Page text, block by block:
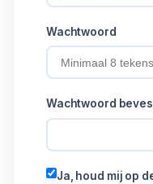
Wachtwoord
Wachtwoord
Ja, houd mij op